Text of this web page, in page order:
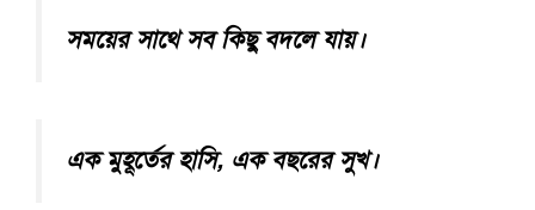
সময়ের সাথে সব কিছু বদলে যায়।
এক মুহূর্তের হাসি, এক বছরের সুখ।